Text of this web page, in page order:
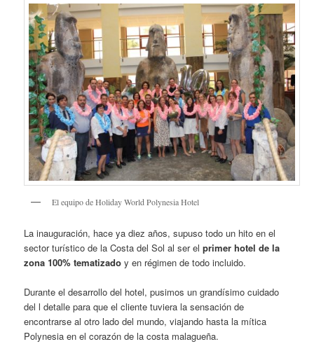
El equipo de Holiday World Polynesia Hotel
La inauguración, hace ya diez años, supuso todo un hito en el
sector turístico de la Costa del Sol al ser elprimer hotel de la
zona 100% tematizado y en régimen de todo incluido.
Durante el desarrollo del hotel, pusimos un grandísimo cuidado
del l detalle para que el cliente tuviera la sensación de
encontrarse al otro lado del mundo, viajando hasta la mítica
Polynesia en el corazón de la costa malagueña.